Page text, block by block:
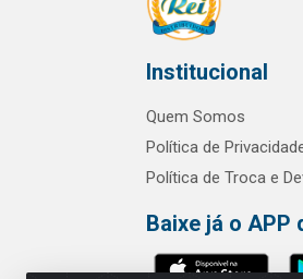
Institucional
Quem Somos
Política de
Política de Troca e
Baixe já o APP